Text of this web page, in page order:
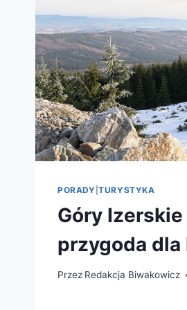
PORADY |TURYSTYKA
Góry
przygoda dla
Przez Redakcja Biwakowicz